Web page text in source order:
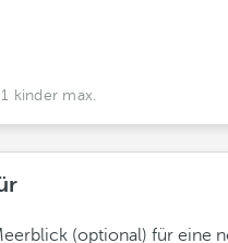
kinder max.
(optional) für eine